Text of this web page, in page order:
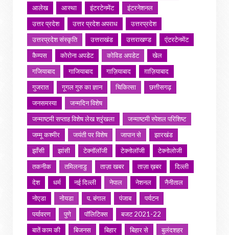
आलेख
आस्था इंटरटेनमेंट
इंटरनेशनल
उत्तर प्रदेश
उत्तर प्रदेश अपराध
उत्तरप्रदेश
उत्तरप्रदेश संस्कृति
उत्तराखंड उत्तराखण्ड
एंटरटेनमेंट
कैम्पस
कोरोना अपडेट कोविड अपडेट
खेल
गजियाबाद
गाजियाबाद गाज़ियाबाद
ग़ाज़ियाबाद
गुजरात
गूगल गुरु का ज्ञान चिकित्सा
छत्तीसगढ़
जनसमस्या
जन्मदिन विशेष
जन्माष्टमी सप्ताह विशेष लेख श्रृंखला
जन्माष्टमी स्पेशल परिशिष्ट
जम्मू कश्मीर
जयंती पर विशेष जापान से
झारखंड
झाँसी
झांसी टेक्नॉलॉजी टेक्नोलॉजी
टेक्नोलोजी
तकनीक
तमिलनाडु ताज़ा खबर ताज़ा ख़बर
दिल्ली
देश
धर्म नई दिल्ली नेपाल नेशनल
नैनीताल
नोएडा
नोयडा प. बंगाल पंजाब
पर्यटन
पर्यावरण
पुणे पॉलिटिक्स
बजट 2021-22
बातें काम की
बिजनस बिहार बिहार से
बुलंदशहर